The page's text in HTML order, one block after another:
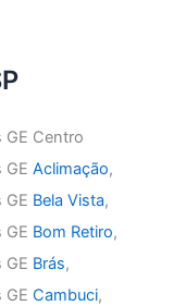
Centro
GEAclimação,
GE Bela Vista,
GE Bom Retiro,
GE Brás,
GECambuci,